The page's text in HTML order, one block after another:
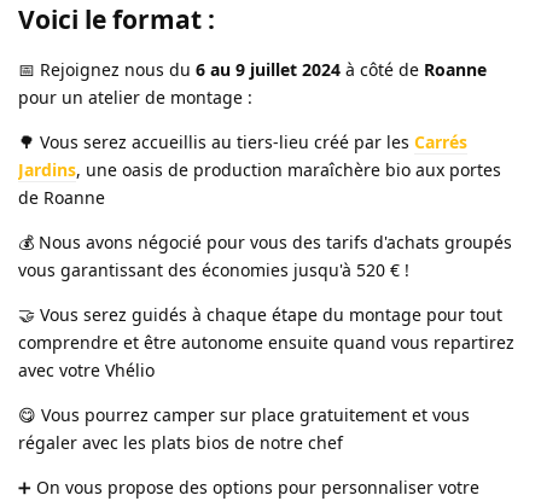
Voici le format :
📅 Rejoignez nous du 6 au 9 juillet 2024 à côté de Roanne
pour un atelier de montage :
🌳 Vous serez accueillis au tiers-lieu créé par les Carrés
Jardins, une oasis de production maraîchère bio aux portes
de Roanne
💰 Nous avons négocié pour vous des tarifs d'achats groupés
vous garantissant des économies jusqu'à 520 € !
🤝 Vous serez guidés à chaque étape du montage pour tout
comprendre et être autonome ensuite quand vous repartirez
avec votre Vhélio
😋 Vous pourrez camper sur place gratuitement et vous
régaler avec les plats bios de notre chef
➕ On vous propose des options pour personnaliser votre